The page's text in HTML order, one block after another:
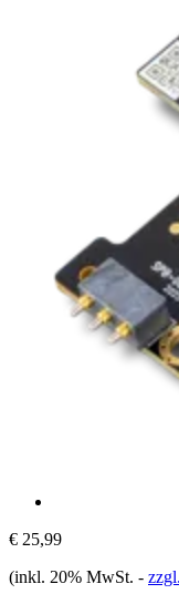
€ 25,99
(inkl. 20% MwSt. -